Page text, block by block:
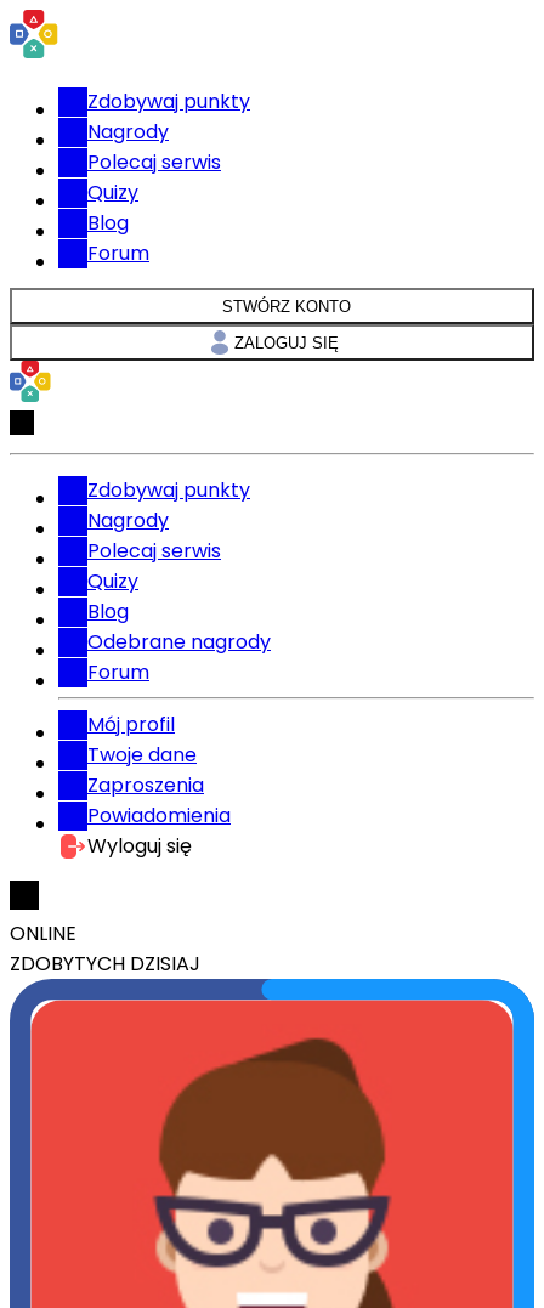
Zdobywaj punkty
Nagrody
Polecaj serwis
Quizy
Blog
Forum
STWÓRZ KONTO
ZALOGUJ SIĘ
Zdobywaj punkty
Nagrody
Polecaj serwis
Quizy
Blog
Odebrane nagrody
Forum
Mój profil
Twoje dane
Zaproszenia
Powiadomienia
Wyloguj się
ONLINE
ZDOBYTYCH DZISIAJ